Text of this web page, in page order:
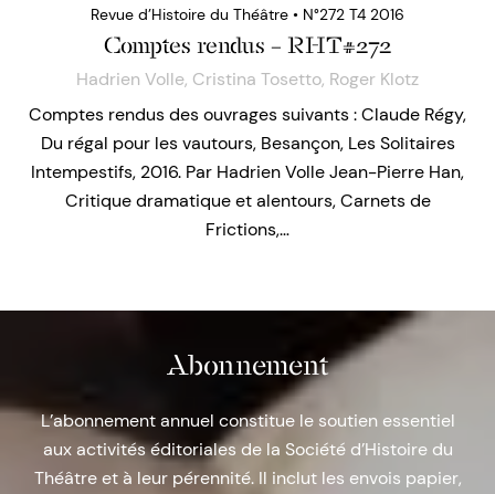
Revue d’Histoire du Théâtre • N°272 T4 2016
Comptes rendus – RHT#272
Hadrien Volle, Cristina Tosetto, Roger Klotz
Comptes rendus des ouvrages suivants : Claude Régy,
Du régal pour les vautours, Besançon, Les Solitaires
Intempestifs, 2016. Par Hadrien Volle Jean-Pierre Han,
Critique dramatique et alentours, Carnets de
Frictions,…
Abonnement
L’abonnement annuel constitue le soutien essentiel
aux activités éditoriales de la Société d’Histoire du
Théâtre et à leur pérennité. Il inclut les envois papier,